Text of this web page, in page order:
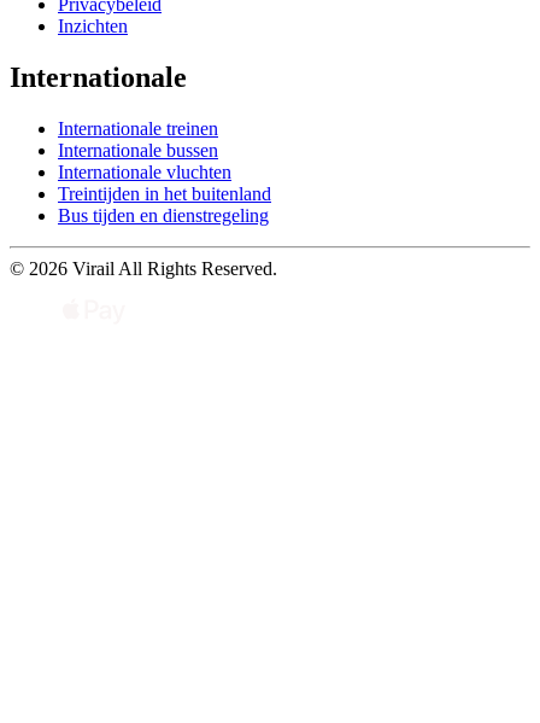
Inzichten
Internationale
Internationale treinen
Internationale bussen
Internationale vluchten
Treintijden in het buitenland
Bus tijden en dienstregeling
© 2026 Virail All Rights Reserved.